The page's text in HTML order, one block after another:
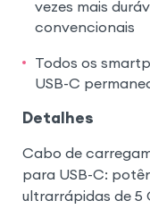
vezes mais
convencionais
Todos os
USB-C
Detalhes
Cabo de
para USB-C:
ultrarrápidas de 5